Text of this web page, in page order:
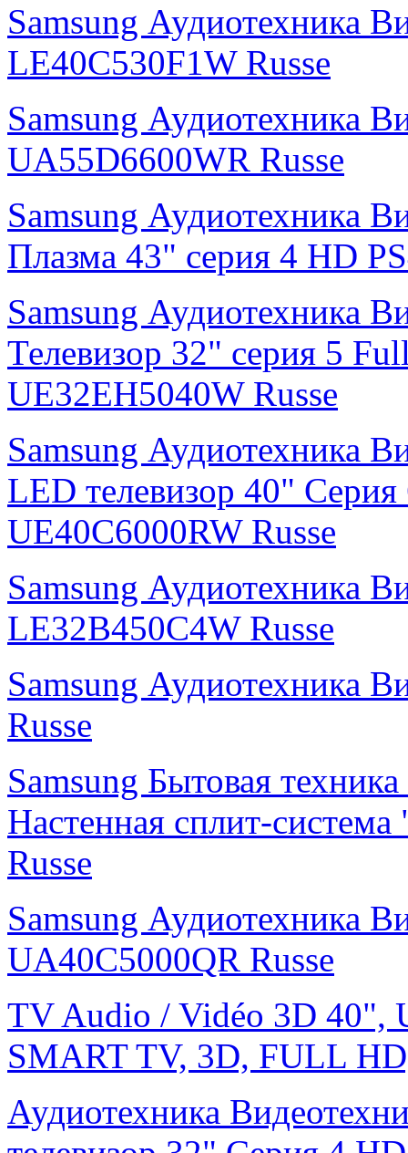
Samsung Аудиотехника
LE40C530F1W Russe
Samsung Аудиотехника
UA55D6600WR Russe
Samsung Аудиотехника
Плазма 43" cерия 4 HD
Samsung Аудиотехника
Телевизор 32" серия 5
UE32EH5040W Russe
Samsung Аудиотехника
LED телевизор 40"
UE40C6000RW Russe
Samsung Аудиотехника
LE32B450C4W Russe
Samsung Аудиотехника
Russe
Samsung Бытовая
Настенная сплит-
Russe
Samsung Аудиотехника
UA40C5000QR Russe
TV Audio / Vidéo 3D 40",
SMART TV, 3D, FULL
Аудиотехника